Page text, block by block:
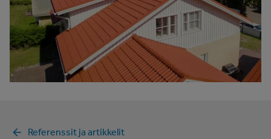
Referenssit ja artikkelit